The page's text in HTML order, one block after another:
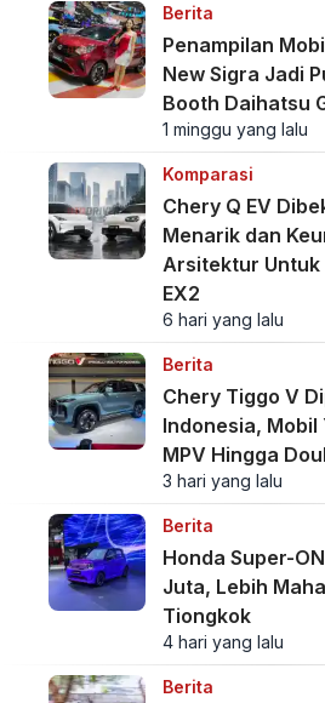
Berita
Penampilan
New Sigra Jadi
Booth Daihatsu
1 minggu yang lalu
Komparasi
Chery Q EV
Menarik dan
Arsitektur Untuk
EX2
6 hari yang lalu
Berita
Chery Tiggo V
Indonesia, Mobil
MPV Hingga
3 hari yang lalu
Berita
Honda Super-
Juta, Lebih
Tiongkok
4 hari yang lalu
Berita